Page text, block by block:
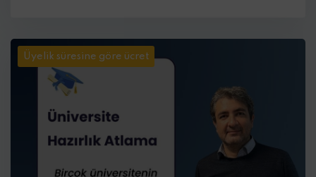
Üyelik süresine göre ücret